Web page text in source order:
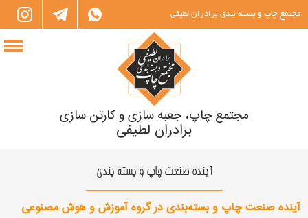
مجتمع چاپ و بسته بندی برادران لطیفی
مجتمع چاپ، جعبه سازی و کارتن سازی
برادران لطیفی
آینده صنعت چاپ و بسته بندی
آینده صنعت چاپ و بسته‌بندی در گروه آموزش و هوش مصنوعی